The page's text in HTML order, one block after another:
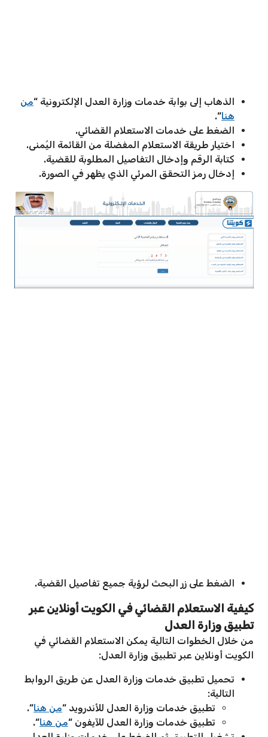
الذهاب إلى بوابة خدمات وزارة العدل الإلكترونية “من
هنا“.
الضغط على خدمات الاستعلام القضائي.
اختيار طريقة الاستعلام المفضلة من القائمة اليُمنى.
كتابة الرقم وإدخال التفاصيل المطلوبة للقضية.
إدخال رمز التحقق المرئي الذي يظهر في الصورة.
الضغط على زر البحث لرؤية جميع تفاصيل القضية.
كيفية الاستعلام القضائي في الكويت أونلاين عبر
تطبيق وزارة العدل
من خلال الخطوات التالية يمكن الاستعلام القضائي في
الكويت أونلاين عبر تطبيق وزارة العدل:
تحميل تطبيق خدمات وزارة العدل عن طريق الروابط
التالية:
تطبيق خدمات وزارة العدل للأندرويد “من هنا“.
تطبيق خدمات وزارة العدل للآيفون “من هنا“.